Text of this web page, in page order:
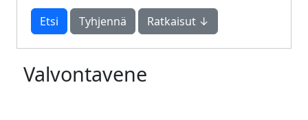
Tyhjennä Ratkaisut ↓
Valvontavene